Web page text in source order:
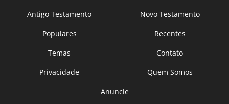
Antigo Testamento
Novo Testamento
Populares
Recentes
Temas
Contato
Privacidade
Quem Somos
Anuncie